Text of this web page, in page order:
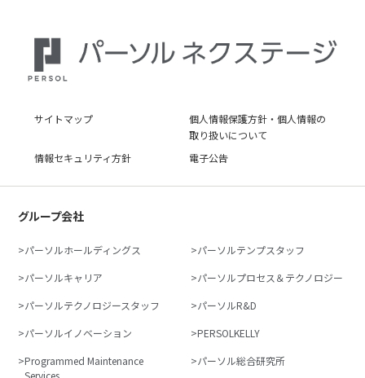
サイトマップ
個人情報保護方針・個人情報の
取り扱いについて
情報セキュリティ方針
電子公告
グループ会社
パーソルホールディングス
パーソルテンプスタッフ
パーソルキャリア
パーソルプロセス＆テクノロジー
パーソルテクノロジースタッフ
パーソルR&D
パーソルイノベーション
PERSOLKELLY
Programmed Maintenance
Services
パーソル総合研究所